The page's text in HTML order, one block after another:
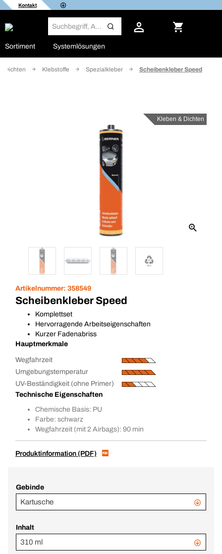
Kontakt
Sortiment Systemlösungen
Dichten Klebstoffe Spezialkleber Scheibenkleber Speed
Kleben & Dichten
Artikelnummer: 358549
Scheibenkleber Speed
Komplettset
Hervorragende Arbeitseigenschaften
Kurzer Fadenabriss
Hauptmerkmale
Wegfahrzeit
Umgebungstemperatur
UV-Beständigkeit (ohne Primer)
Technische Eigenschaften
Chemische Basis: PU
Farbe: schwarz
Wegfahrzeit (mit 2 Airbags): 90 min
Produktinformation (PDF)
Gebinde
Kartusche
Inhalt
310 ml